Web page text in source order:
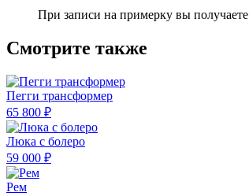
При записи на примерку вы получаете
Смотрите также
Пегги трансформер
65 800 ₽
Люка с болеро
59 000 ₽
Рем